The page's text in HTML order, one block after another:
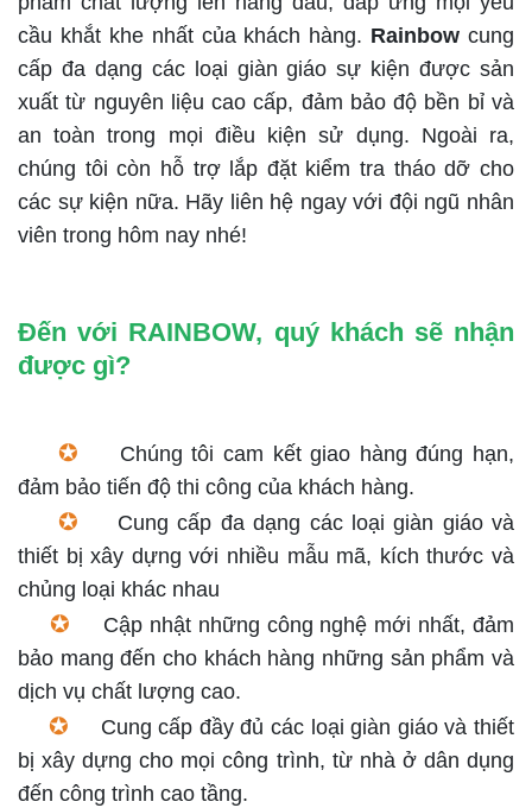
cầu khắt khe nhất của khách hàng. Rainbow cung
cấp đa dạng các loại giàn giáo sự kiện được sản
xuất từ nguyên liệu cao cấp, đảm bảo độ bền bỉ và
an toàn trong mọi điều kiện sử dụng. Ngoài ra,
chúng tôi còn hỗ trợ lắp đặt kiểm tra tháo dỡ cho
các sự kiện nữa. Hãy liên hệ ngay với đội ngũ nhân
viên trong hôm nay nhé!
Đến với RAINBOW, quý khách sẽ nhận
được gì?
✪
Chúng tôi cam kết giao hàng đúng hạn,
đảm bảo tiến độ thi công của khách hàng.
✪
Cung cấp đa dạng các loại giàn giáo và
thiết bị xây dựng với nhiều mẫu mã, kích thước và
chủng loại khác nhau
✪
Cập nhật những công nghệ mới nhất, đảm
bảo mang đến cho khách hàng những sản phẩm và
dịch vụ chất lượng cao.
✪
Cung cấp đầy đủ các loại giàn giáo và thiết
bị xây dựng cho mọi công trình, từ nhà ở dân dụng
đến công trình cao tầng.